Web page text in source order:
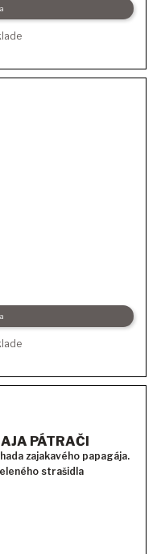
PÁTRAČI
zajakavého papagája.
strašidla